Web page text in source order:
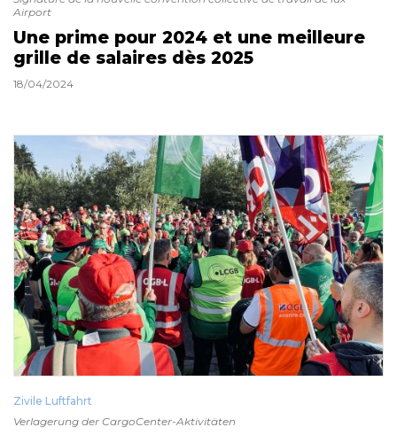
Airport
Une prime pour 2024 et une meilleure
grille de salaires dès 2025
18/04/2024
Zivile Luftfahrt
Verlagerung der CargoCenter-Aktivitäten